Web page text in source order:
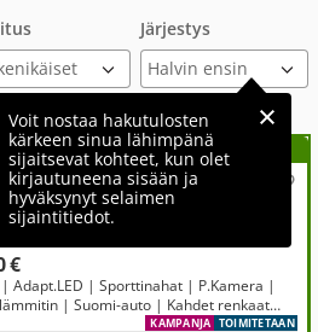
Järjestys
Voit nostaa hakutulosten
kärkeen sinua lähimpänä
sijaitsevat kohteet, kun olet
kirjautuneena sisään ja
hyväksynyt selaimen
sijaintitiedot.
tähän?
€
xDrive 30e A Charged Edition
000 km● Hybridi (bensiini/sähkö)
Adapt.LED | Sporttinahat | P.Kamera |
| Suomi-auto | Kahdet renkaat
TOIMITETAAN
KAMPANJA